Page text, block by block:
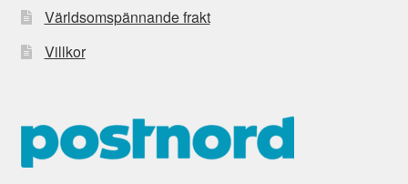
Världsomspännande frakt
Villkor